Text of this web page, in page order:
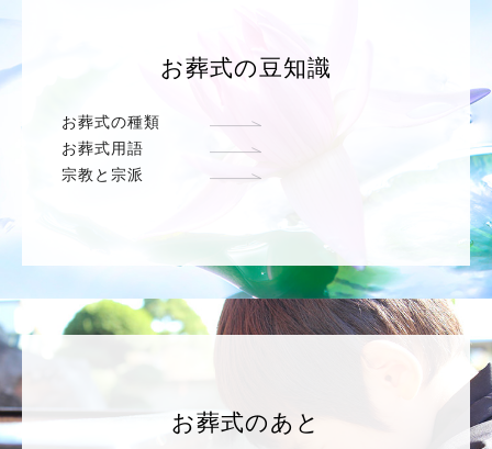
お葬式の豆知識
お葬式の種類
お葬式用語
宗教と宗派
お葬式のあと